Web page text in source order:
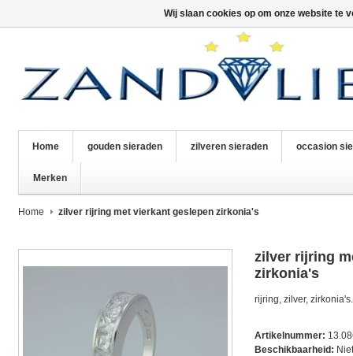
Home gouden sieraden zilveren sieraden occasion
Merken
Home zilver rijring met vierkant geslepen zirkonia's
zilver rijring
zirkonia's
rijring, zilver, zirkonia's.
Artikelnummer:
Beschikbaarheid:
Wij slaan cookies op om onze website te